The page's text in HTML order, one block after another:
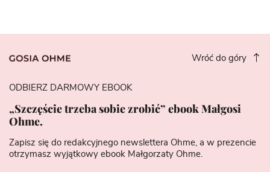
Wróć do góry
ODBIERZ DARMOWY EBOOK
„Szczęście trzeba sobie zrobić” ebook Małgosi
Ohme.
Zapisz się do redakcyjnego newslettera Ohme, a w prezencie
otrzymasz wyjątkowy ebook Małgorzaty Ohme.